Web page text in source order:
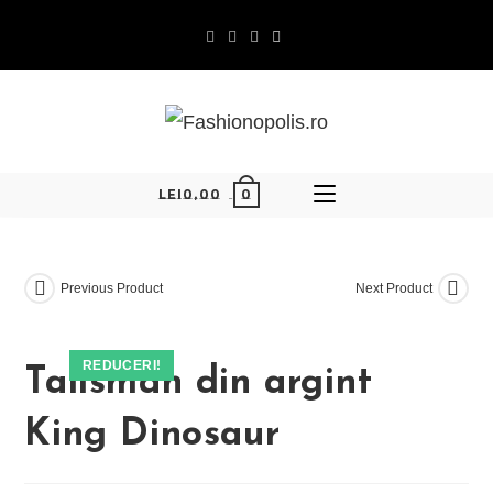
content
LEI0,00 0
REDUCERI!
Previous Product Next Product
Talisman din argint
King Dinosaur